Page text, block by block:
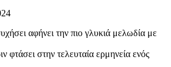
αφήνει την πιο γλυκιά μελωδία με
φτάσει στην τελευταία ερμηνεία ενός